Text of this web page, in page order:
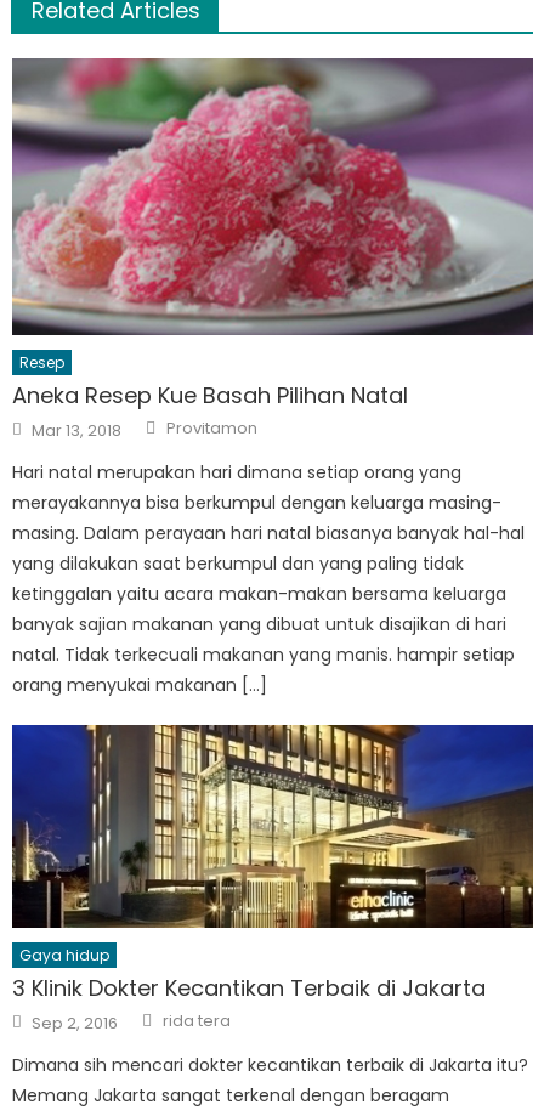
Related Articles
Resep
Aneka Resep Kue Basah Pilihan Natal
Posted
on
Mar 13, 2018 Author
Provitamon
Hari natal merupakan hari dimana setiap orang yang
merayakannya bisa berkumpul dengan keluarga masing-
masing. Dalam perayaan hari natal biasanya banyak hal-hal
yang dilakukan saat berkumpul dan yang paling tidak
ketinggalan yaitu acara makan-makan bersama keluarga
banyak sajian makanan yang dibuat untuk disajikan di hari
natal. Tidak terkecuali makanan yang manis. hampir setiap
orang menyukai makanan […]
Gaya hidup
3 Klinik Dokter Kecantikan Terbaik di Jakarta
Posted
on
Sep 2, 2016 Author
rida tera
Dimana sih mencari dokter kecantikan terbaik di Jakarta itu?
Memang Jakarta sangat terkenal dengan beragam